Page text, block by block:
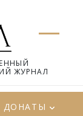
ЖУРНАЛ
ДОНАТЫ